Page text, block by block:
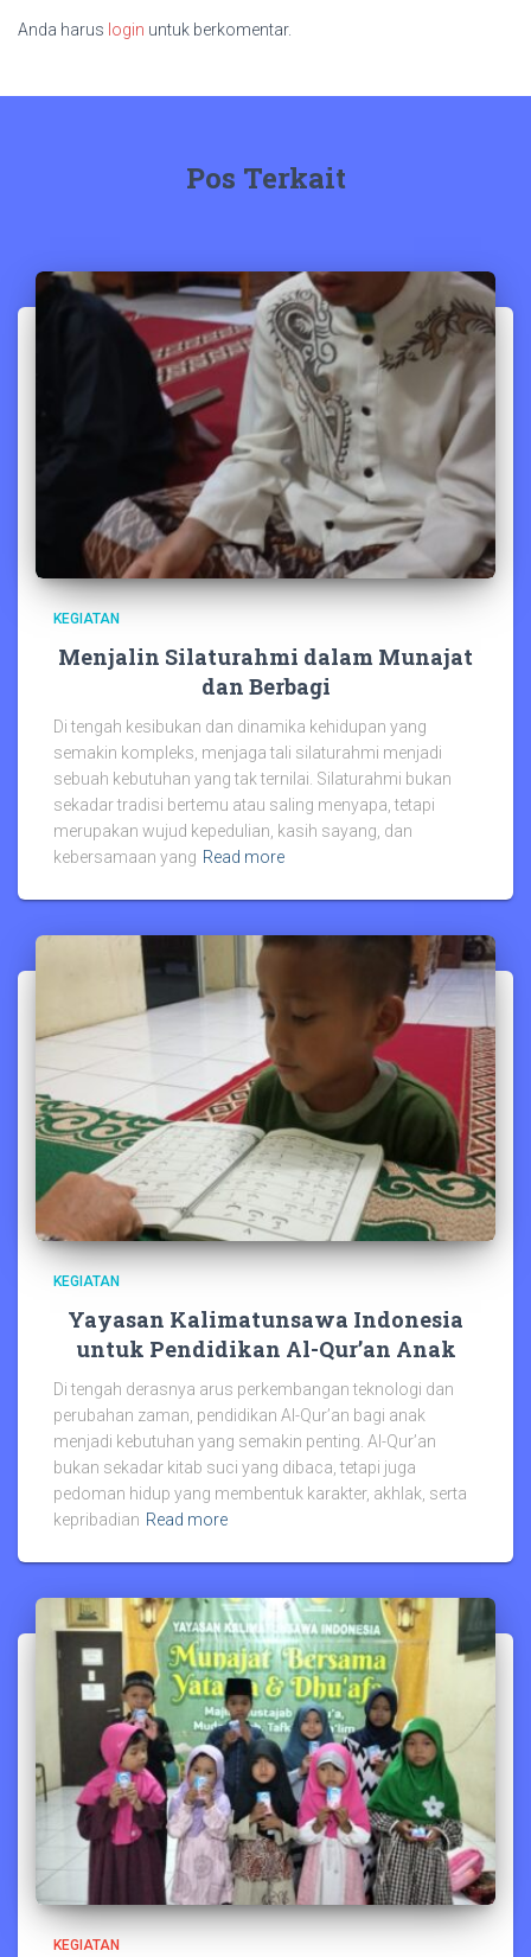
Anda harus login untuk berkomentar.
Pos Terkait
KEGIATAN
Menjalin Silaturahmi dalam Munajat
dan Berbagi
Di tengah kesibukan dan dinamika kehidupan yang
semakin kompleks, menjaga tali silaturahmi menjadi
sebuah kebutuhan yang tak ternilai. Silaturahmi bukan
sekadar tradisi bertemu atau saling menyapa, tetapi
merupakan wujud kepedulian, kasih sayang, dan
kebersamaan yang Read more
KEGIATAN
Yayasan Kalimatunsawa Indonesia
untuk Pendidikan Al-Qur’an Anak
Di tengah derasnya arus perkembangan teknologi dan
perubahan zaman, pendidikan Al-Qur’an bagi anak
menjadi kebutuhan yang semakin penting. Al-Qur’an
bukan sekadar kitab suci yang dibaca, tetapi juga
pedoman hidup yang membentuk karakter, akhlak, serta
kepribadian Read more
KEGIATAN